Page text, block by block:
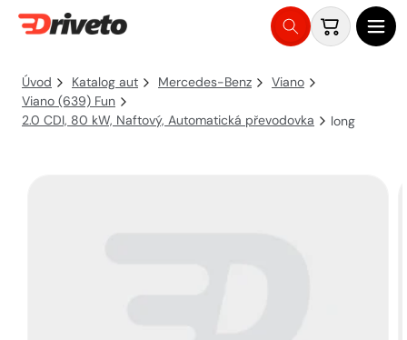
na
obsah
Košík
Úvod Katalog aut Mercedes-Benz
Viano
Viano (639) Fun
2.0 CDI, 80 kW, Naftový, Automatická převodovka
long